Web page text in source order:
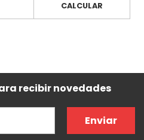
CALCULAR
recibir novedades
Enviar